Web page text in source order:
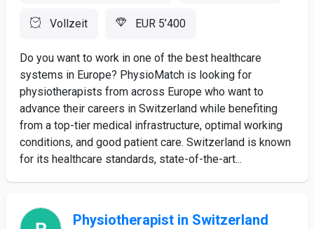
Vollzeit EUR 5’400
Do you want to work in one of the best healthcare
systems in Europe? PhysioMatch is looking for
physiotherapists from across Europe who want to
advance their careers in Switzerland while benefiting
from a top-tier medical infrastructure, optimal working
conditions, and good patient care. Switzerland is known
for its healthcare standards, state-of-the-art...
Physiotherapist in Switzerland